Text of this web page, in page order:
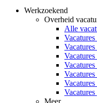
Werkzoekend
Overheid
Alle
Meer